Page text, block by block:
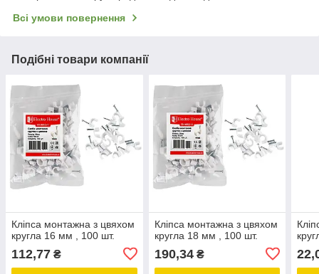
Всі умови повернення
Подібні товари компанії
Кліпса монтажна з цвяхом
кругла 16 мм , 100 шт.
112,77 ₴
Кліпса монтажна з цвяхом
кругла 18 мм , 100 шт.
190,34₴